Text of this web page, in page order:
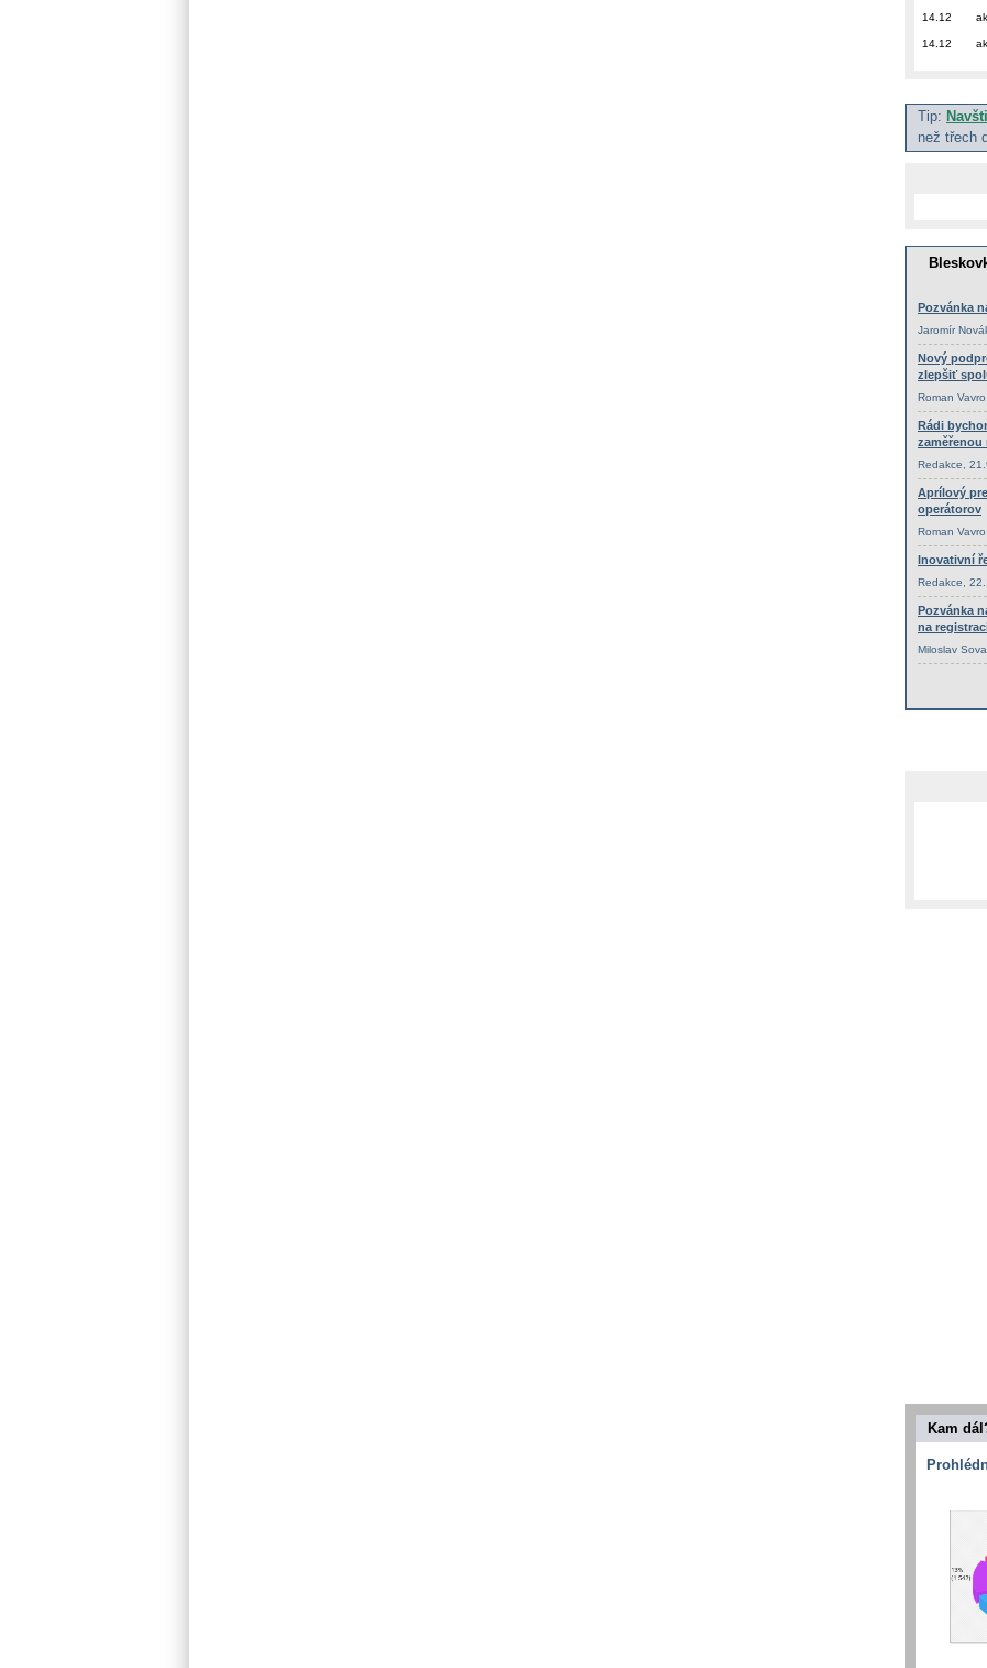
14.12
14.12
Tip:
než třech
Kam